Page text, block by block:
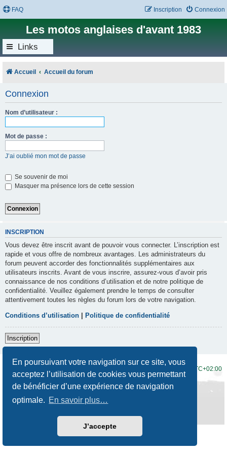
En poursuivant votre navigation sur ce site, vous
acceptez l’utilisation de cookies vous permettant
de bénéficier d’une expérience de navigation
optimale. En savoir plus…
J’accepte
FAQ Connexion
Inscription
Les motos anglaises d'avant 1983
Links
Accueil Accueil du forum
Connexion
Nom d’utilisateur :
Mot de passe :
J’ai oublié mon mot de passe
Se souvenir de moi
Masquer ma présence lors de cette session
INSCRIPTION
Vous devez être inscrit avant de pouvoir vous connecter. L’inscription est
rapide et vous offre de nombreux avantages. Les administrateurs du
forum peuvent accorder des fonctionnalités supplémentaires aux
utilisateurs inscrits. Avant de vous inscrire, assurez-vous d’avoir pris
connaissance de nos conditions d’utilisation et de notre politique de
confidentialité. Veuillez également prendre le temps de consulter
attentivement toutes les règles du forum lors de votre navigation.
Conditions d’utilisation Politique de confidentialité
Inscription
UTC+02:00
Développé par phpBB® Forum Software © phpBB Limited
Traduction française officielle
Prosilver New Edition
Confidentialité|Conditions